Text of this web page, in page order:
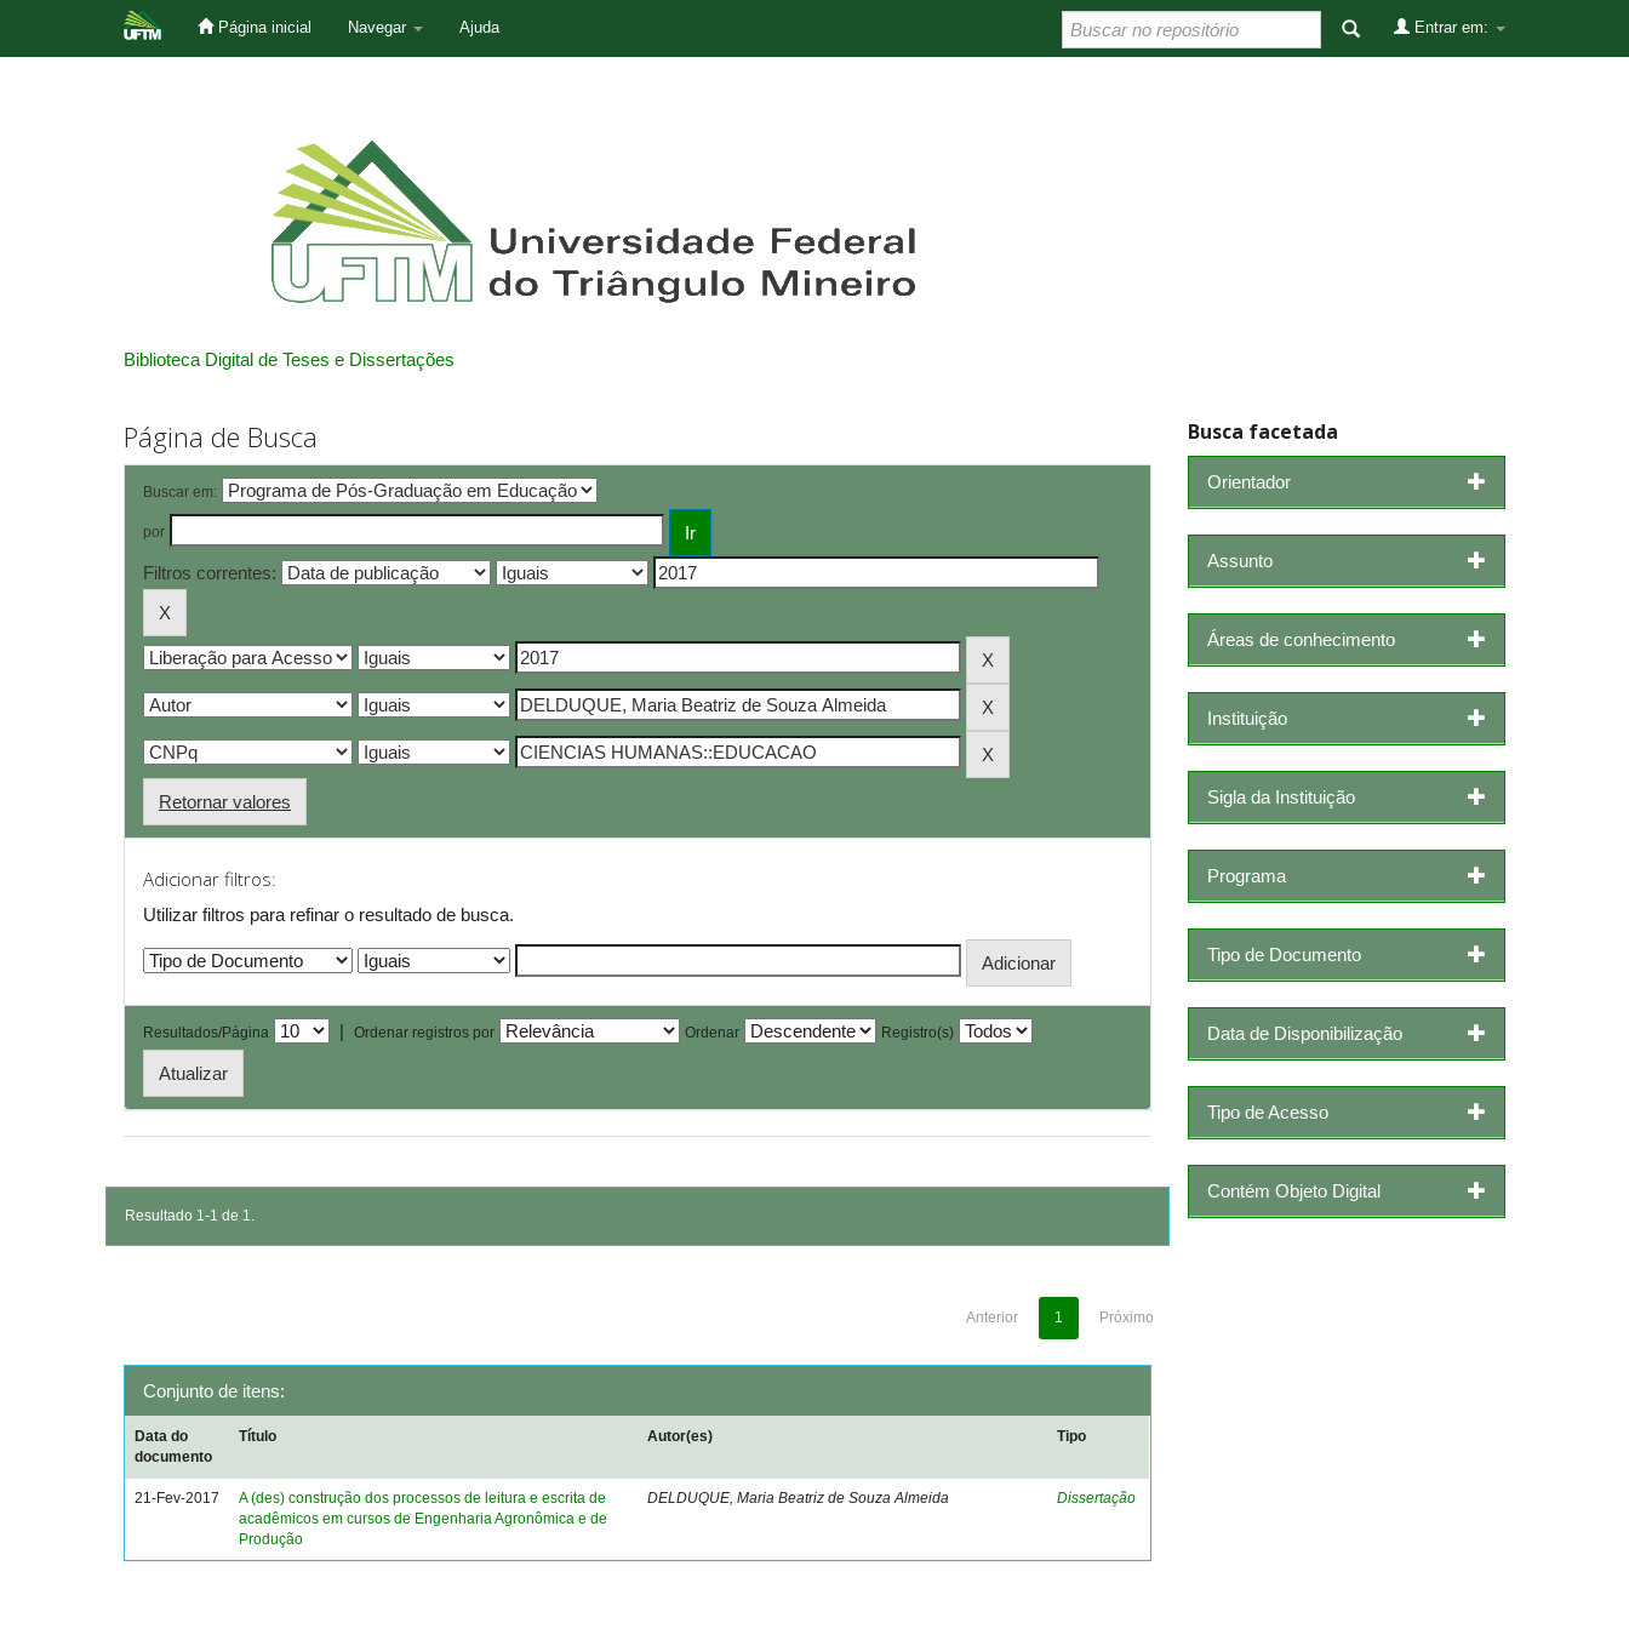
Página inicial Navegar Ajuda Entrar em:
Biblioteca Digital de Teses e Dissertações
Página de Busca
Buscar em:
por
Filtros correntes:
Retornar valores
Adicionar filtros:
Utilizar filtros para refinar o resultado de busca.
Resultados/Página | Ordenar registros por Ordenar Registro(s)
Resultado 1-1 de 1.
Anterior 1 Próximo
Conjunto de itens:
Data do
documento
Título Autor(es) Tipo
21-Fev-2017
A (des) construção dos processos de leitura e escrita de
acadêmicos em cursos de Engenharia Agronômica e de
Produção
DELDUQUE, Maria Beatriz de Souza Almeida Dissertação
Busca facetada
Orientador
Assunto
Áreas de conhecimento
Instituição
Sigla da Instituição
Programa
Tipo de Documento
Data de Disponibilização
Tipo de Acesso
Contém Objeto Digital